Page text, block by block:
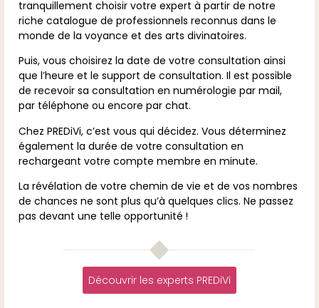
tranquillement choisir votre expert à partir de notre
riche catalogue de professionnels reconnus dans le
monde de la voyance et des arts divinatoires.
Puis, vous choisirez la date de votre consultation ainsi
que l’heure et le support de consultation. Il est possible
de recevoir sa consultation en numérologie par mail,
par téléphone ou encore par chat.
Chez PREDiVi, c’est vous qui décidez. Vous déterminez
également la durée de votre consultation en
rechargeant votre compte membre en minute.
La révélation de votre chemin de vie et de vos nombres
de chances ne sont plus qu’à quelques clics. Ne passez
pas devant une telle opportunité !
Découvrir les experts PREDiVi